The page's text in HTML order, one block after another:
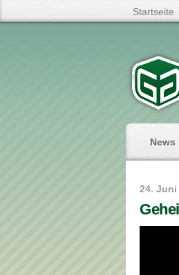
Startseite
News
24. Juni